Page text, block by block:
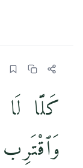
كَلَّا